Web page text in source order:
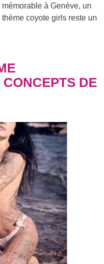
à Genève, un
coyote girls reste un
CONCEPTS DE